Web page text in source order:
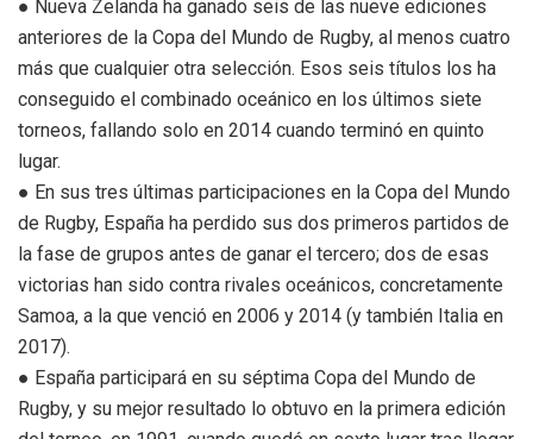
● Nueva Zelanda ha ganado seis de las nueve ediciones
anteriores de la Copa del Mundo de Rugby, al menos cuatro
más que cualquier otra selección. Esos seis títulos los ha
conseguido el combinado oceánico en los últimos siete
torneos, fallando solo en 2014 cuando terminó en quinto
lugar.
● En sus tres últimas participaciones en la Copa del Mundo
de Rugby, España ha perdido sus dos primeros partidos de
la fase de grupos antes de ganar el tercero; dos de esas
victorias han sido contra rivales oceánicos, concretamente
Samoa, a la que venció en 2006 y 2014 (y también Italia en
2017).
● España participará en su séptima Copa del Mundo de
Rugby, y su mejor resultado lo obtuvo en la primera edición